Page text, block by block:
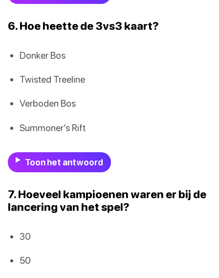
6. Hoe heette de 3vs3 kaart?
Donker Bos
Twisted Treeline
Verboden Bos
Summoner’s Rift
Toon het antwoord
7. Hoeveel kampioenen waren er bij de
lancering van het spel?
30
50